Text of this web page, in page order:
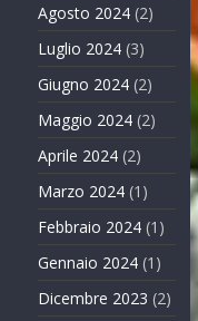
Agosto 2024 (2)
Luglio 2024 (3)
Giugno 2024 (2)
Maggio 2024 (2)
Aprile 2024 (2)
Marzo 2024 (1)
Febbraio 2024 (1)
Gennaio 2024 (1)
Dicembre 2023 (2)